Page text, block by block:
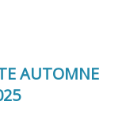
AUTOMNE